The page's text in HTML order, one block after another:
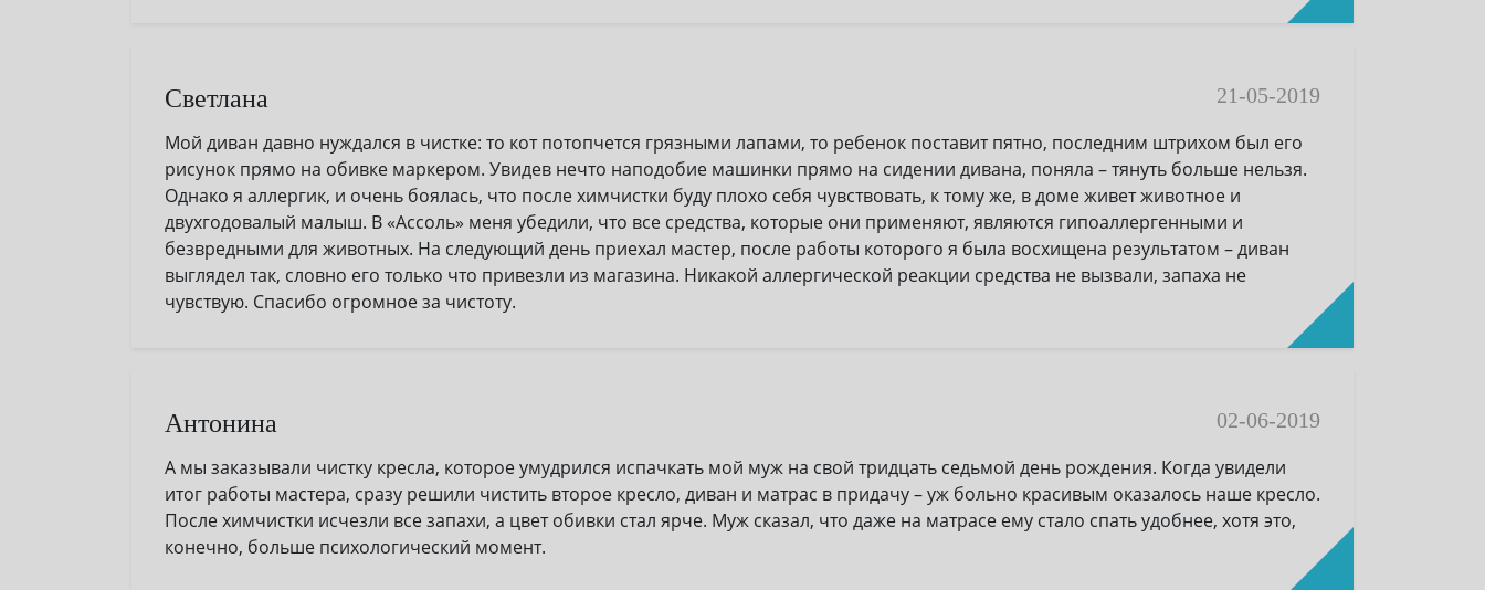
Светлана
21-05-2019
Мой диван давно нуждался в чистке: то кот потопчется грязными лапами, то ребенок поставит пятно, последним штрихом был его
рисунок прямо на обивке маркером. Увидев нечто наподобие машинки прямо на сидении дивана, поняла – тянуть больше нельзя.
Однако я аллергик, и очень боялась, что после химчистки буду плохо себя чувствовать, к тому же, в доме живет животное и
двухгодовалый малыш. В «Ассоль» меня убедили, что все средства, которые они применяют, являются гипоаллергенными и
безвредными для животных. На следующий день приехал мастер, после работы которого я была восхищена результатом – диван
выглядел так, словно его только что привезли из магазина. Никакой аллергической реакции средства не вызвали, запаха не
чувствую. Спасибо огромное за чистоту.
Антонина
02-06-2019
А мы заказывали чистку кресла, которое умудрился испачкать мой муж на свой тридцать седьмой день рождения. Когда увидели
итог работы мастера, сразу решили чистить второе кресло, диван и матрас в придачу – уж больно красивым оказалось наше кресло.
После химчистки исчезли все запахи, а цвет обивки стал ярче. Муж сказал, что даже на матрасе ему стало спать удобнее, хотя это,
конечно, больше психологический момент.